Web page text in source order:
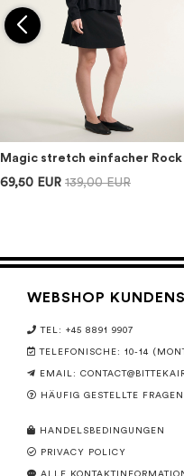
Magic stretch einfacher Rock
69,50 EUR 139,00 EUR
WEBSHOP
TEL: +45 8891 9907
TELEFONISCHE: 10-14
EMAIL:
HÄUFIG GESTELLTE
HANDELSBEDINGUNGEN
PRIVACY POLICY